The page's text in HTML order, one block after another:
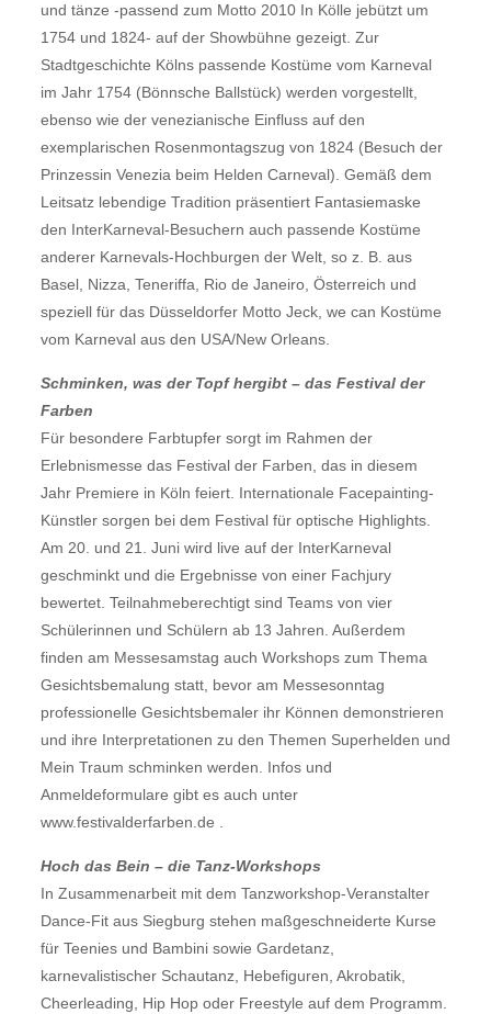
und tänze -passend zum Motto 2010 In Kölle jebützt um
1754 und 1824- auf der Showbühne gezeigt. Zur
Stadtgeschichte Kölns passende Kostüme vom Karneval
im Jahr 1754 (Bönnsche Ballstück) werden vorgestellt,
ebenso wie der venezianische Einfluss auf den
exemplarischen Rosenmontagszug von 1824 (Besuch der
Prinzessin Venezia beim Helden Carneval). Gemäß dem
Leitsatz lebendige Tradition präsentiert Fantasiemaske
den InterKarneval-Besuchern auch passende Kostüme
anderer Karnevals-Hochburgen der Welt, so z. B. aus
Basel, Nizza, Teneriffa, Rio de Janeiro, Österreich und
speziell für das Düsseldorfer Motto Jeck, we can Kostüme
vom Karneval aus den USA/New Orleans.
Schminken, was der Topf hergibt – das Festival der
Farben
Für besondere Farbtupfer sorgt im Rahmen der
Erlebnismesse das Festival der Farben, das in diesem
Jahr Premiere in Köln feiert. Internationale Facepainting-
Künstler sorgen bei dem Festival für optische Highlights.
Am 20. und 21. Juni wird live auf der InterKarneval
geschminkt und die Ergebnisse von einer Fachjury
bewertet. Teilnahmeberechtigt sind Teams von vier
Schülerinnen und Schülern ab 13 Jahren. Außerdem
finden am Messesamstag auch Workshops zum Thema
Gesichtsbemalung statt, bevor am Messesonntag
professionelle Gesichtsbemaler ihr Können demonstrieren
und ihre Interpretationen zu den Themen Superhelden und
Mein Traum schminken werden. Infos und
Anmeldeformulare gibt es auch unter
www.festivalderfarben.de .
Hoch das Bein – die Tanz-Workshops
In Zusammenarbeit mit dem Tanzworkshop-Veranstalter
Dance-Fit aus Siegburg stehen maßgeschneiderte Kurse
für Teenies und Bambini sowie Gardetanz,
karnevalistischer Schautanz, Hebefiguren, Akrobatik,
Cheerleading, Hip Hop oder Freestyle auf dem Programm.